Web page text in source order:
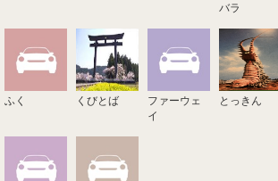
バラ
ふく くびとば
ファーウェ
イ
とっきん